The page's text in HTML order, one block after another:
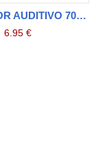
PROTECTOR AUDITIVO 70000
6.95 €